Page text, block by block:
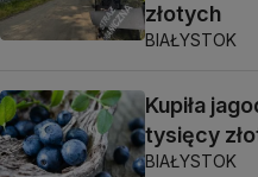
złotych
BIAŁYSTOK
Kupiła
tysięcy
BIAŁYSTOK